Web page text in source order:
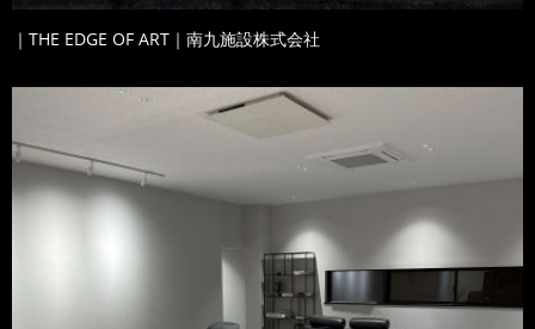
｜THE EDGE OF ART｜南九施設株式会社